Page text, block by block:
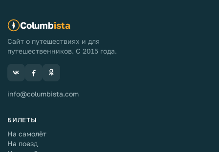
Columbista
Сайт о путешествиях и для
путешественников. С 2015 года.
info@columbista.com
БИЛЕТЫ
На самолёт
На поезд